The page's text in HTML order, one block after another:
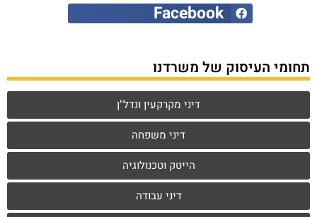
Facebook
תחומי העיסוק של משרדנו
דיני מקרקעין ונדל"ן
דיני משפחה
הייטק וטכנולוגיה
דיני עבודה